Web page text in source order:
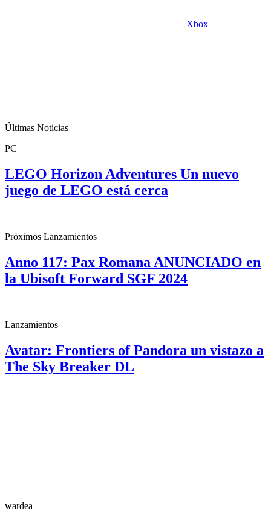
Xbox
Últimas Noticias
PC
LEGO Horizon Adventures Un nuevo
juego de LEGO está cerca
Próximos Lanzamientos
Anno 117: Pax Romana ANUNCIADO en
la Ubisoft Forward SGF 2024
Lanzamientos
Avatar: Frontiers of Pandora un vistazo a
The Sky Breaker DL
wardea